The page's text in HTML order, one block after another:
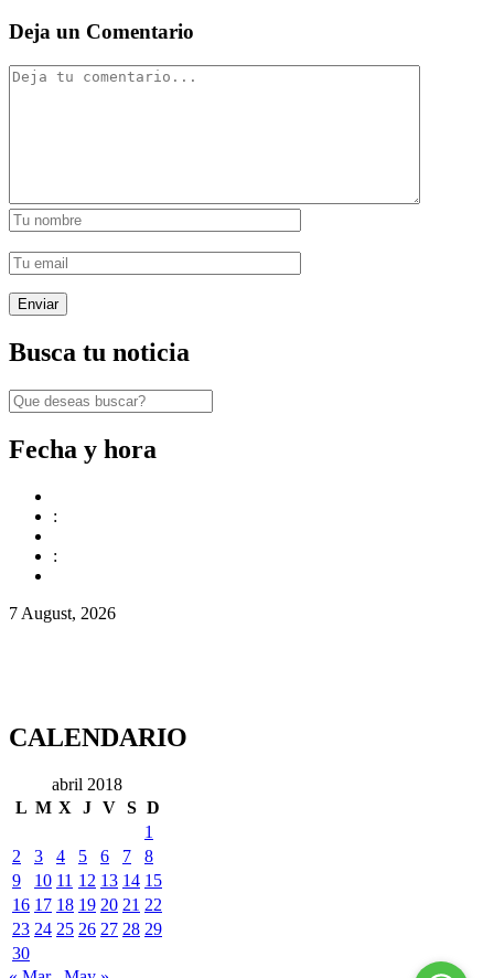
Deja un Comentario
Busca tu noticia
Fecha y hora
:
:
7 August, 2026
CALENDARIO
abril 2018
L M X J V S D
1
2
3 4 5 6 7
8
9
10 11 12 13 14 15
16 17 18 19 20 21 22
23 24 25 26 27 28 29
30